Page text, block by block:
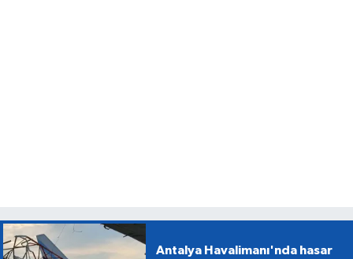
Antalya Havalimanı'nda hasar